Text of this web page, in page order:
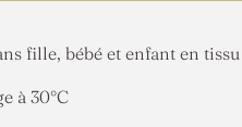
fille, bébé et enfant en
à 30°C